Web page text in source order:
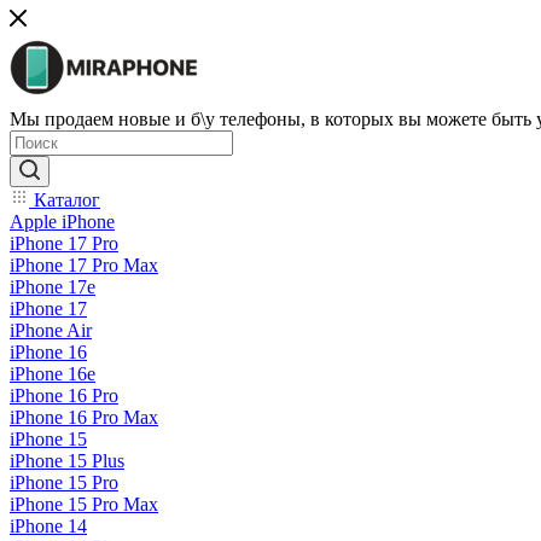
Мы продаем новые и б\у телефоны, в которых вы можете быть
Каталог
Apple iPhone
iPhone 17 Pro
iPhone 17 Pro Max
iPhone 17e
iPhone 17
iPhone Air
iPhone 16
iPhone 16e
iPhone 16 Pro
iPhone 16 Pro Max
iPhone 15
iPhone 15 Plus
iPhone 15 Pro
iPhone 15 Pro Max
iPhone 14